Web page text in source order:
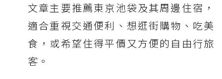
文章主要推薦東京池袋及其周邊住宿，
適合重視交通便利、想逛街購物、吃美
食，或希望住得平價又方便的自由行旅
客。